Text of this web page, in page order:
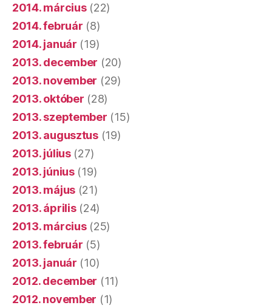
2014. március(22)
2014. február (8)
2014. január (19)
2013. december (20)
2013. november (29)
2013. október (28)
2013. szeptember (15)
2013. augusztus(19)
2013. július(27)
2013. június(19)
2013. május (21)
2013. április(24)
2013. március(25)
2013. február (5)
2013. január (10)
2012. december (11)
2012. november (1)